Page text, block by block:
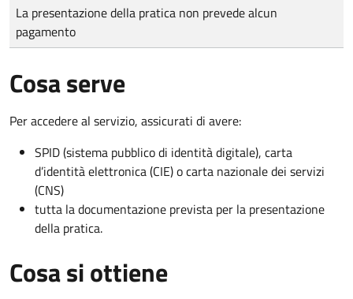
Tipo di pagamento
Importo
La presentazione della pratica non prevede alcun
pagamento
Cosa serve
Per accedere al servizio, assicurati di avere:
SPID (sistema pubblico di identità digitale), carta
d’identità elettronica (CIE) o carta nazionale dei servizi
(CNS)
tutta la documentazione prevista per la presentazione
della pratica.
Cosa si ottiene